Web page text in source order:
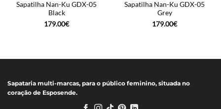
Sapatilha Nan-Ku GDX-05
Black
179.00€
Sapatilha Nan-Ku GDX-05
Grey
179.00€
Sapataria multi-marcas, para o público feminino, situada no
coração de Esposende.